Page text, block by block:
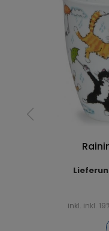
inkl. inkl.